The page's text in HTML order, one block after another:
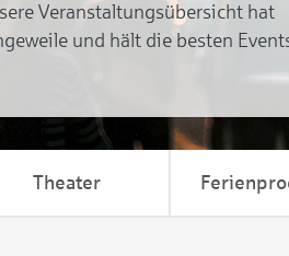
Veranstaltungsübersicht hat
und hält die besten
Theater